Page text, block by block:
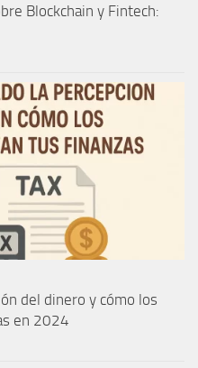
Blockchain y Fintech:
del dinero y cómo los
en 2024